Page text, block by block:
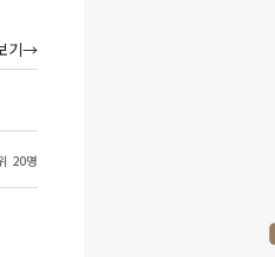
기→
20명